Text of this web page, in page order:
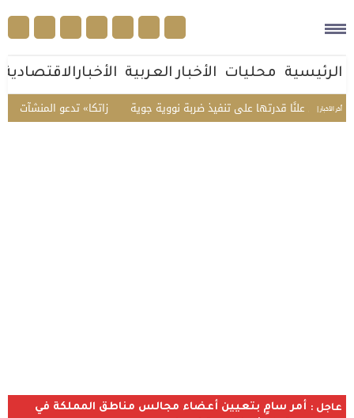
الرئيسية محليات الأخبار العربية الأخبارالاقتصادية
أخر الأخبار | «زاتكا» تدعو المنشآت لتقديم علنًا قدرتها على تنفيذ ضربة نووية جوية
عاجل : أمر سامٍ بتعيين أعضاء مجالس مناطق المملكة في